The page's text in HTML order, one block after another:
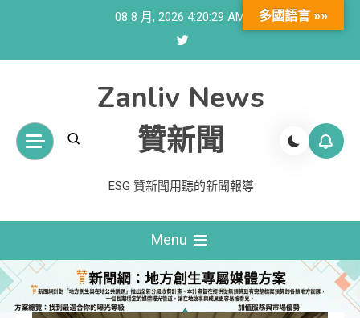
08 8 月, 2026 4:20:30 AM
Zanliv News
贊新聞
ESG 贊新聞用聽的新聞報導
Menu
多國語言 »»